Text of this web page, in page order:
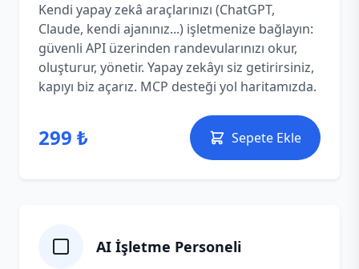
Kendi yapay zekâ araçlarınızı (ChatGPT,
Claude, kendi ajanınız...) işletmenize bağlayın:
güvenli API üzerinden randevularınızı okur,
oluşturur, yönetir. Yapay zekâyı siz getirirsiniz,
kapıyı biz açarız. MCP desteği yol haritamızda.
299 ₺ Sepete Ekle
AI İşletme Personeli